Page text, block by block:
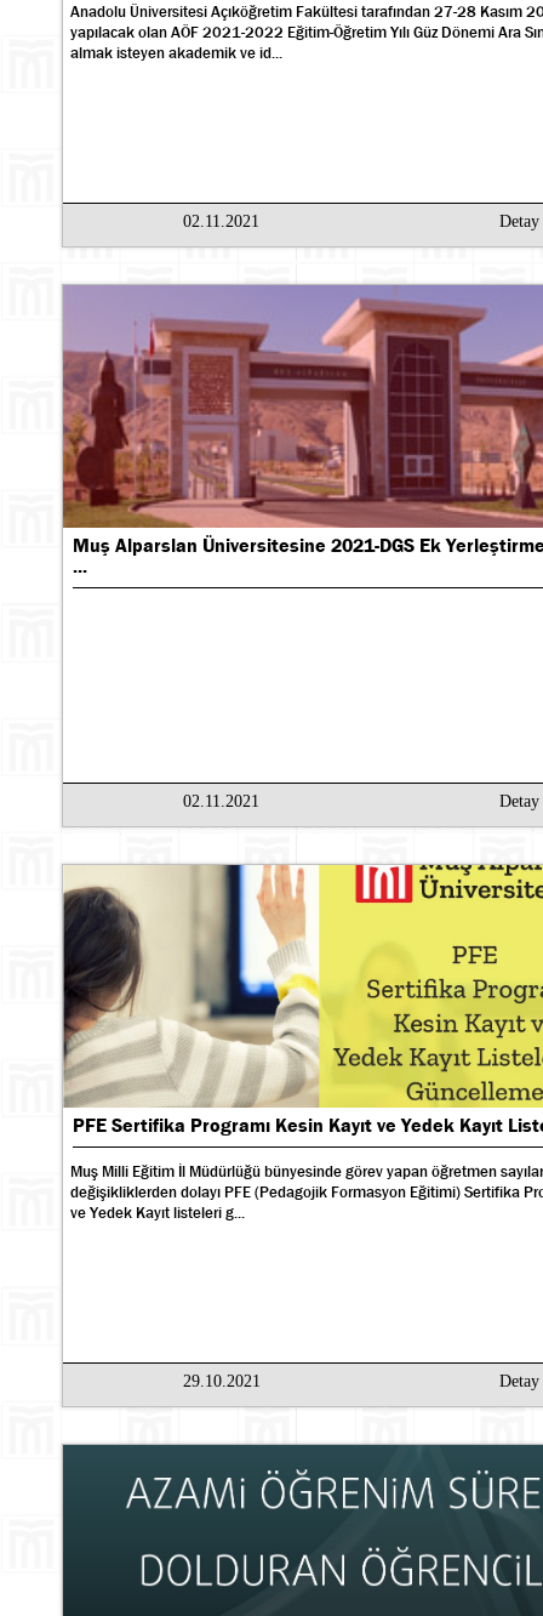
Anadolu Üniversitesi Açıköğretim Fakültesi tarafından 27-28 Kasım
yapılacak olan AÖF 2021-2022 Eğitim-Öğretim Yılı Güz Dönemi Ara
almak isteyen akademik ve id...
02.11.2021 Detay
Muş Alparslan Üniversitesine 2021-DGS Ek
...
02.11.2021 Detay
PFE Sertifika Programı Kesin Kayıt ve Yedek Kayıt
Muş Milli Eğitim İl Müdürlüğü bünyesinde görev yapan öğretmen
değişikliklerden dolayı PFE (Pedagojik Formasyon Eğitimi) Sertifika
ve Yedek Kayıt listeleri g...
29.10.2021